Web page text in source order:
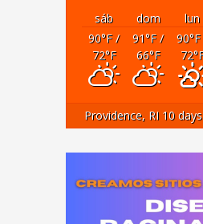
sáb dom lun
90°F/
72°F
91°F/
66°F
90°F
72
Providence, RI10